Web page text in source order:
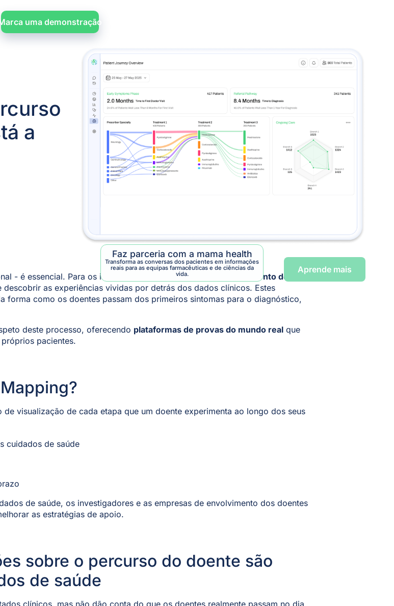
Marca uma demonstração
a
Faz parceria com a mama health
Transforma as conversas dos pacientes em informações
reais para as equipas farmacêuticas e de ciências da
vida.
Aprende mais
- é essencial. Para os inovadores na área da saúde,
o mapeamento do
as experiências vividas por detrás dos dados clínicos. Estes
forma como os doentes passam dos primeiros sintomas para o diagnóstico,
deste processo, oferecendo plataformas de provas do mundo real que
pacientes.
de visualização de cada etapa que um doente experimenta ao longo dos seus
cuidados de saúde
de saúde, os investigadores e as empresas de envolvimento dos doentes
as estratégias de apoio.
sobre o percurso do doente são
de saúde